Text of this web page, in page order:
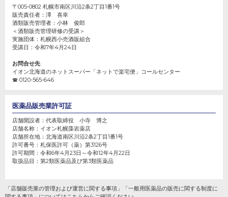
〒005-0802 札幌市南区川沿2条2丁目1番1号
販売責任者： 澤 喜幸
酒類販売管理者： 小林 俊郎
＜酒類販売管理研修の受講＞
実施団体： 札幌西小売酒販組合
受講日： 令和7年4月24日
お問合せ先
イオン北海道のネットスーパー「ネットで楽宅便」コールセンター
☎ 0120-565-646
医薬品販売業許可証
店舗開設者： 代表取締役 小寺 博之
店舗名称： イオン札幌藻岩薬店
店舗所在地： 北海道南区川沿2条2丁目1番1号
許可番号： 札保医許可（薬）第3126号
許可期間： 令和6年4月23日～令和12年4月22日
取扱品目：第2類医薬品及び第3類医薬品
「店舗販売業の管理および運営に関する事項」「一般用医薬品の販売に関する制度に